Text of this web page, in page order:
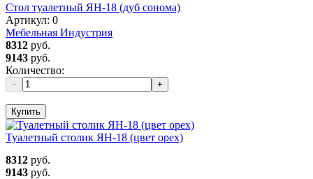
Стол туалетный ЯН-18 (дуб сонома)
Артикул: 0
Мебельная Индустрия
8312 руб.
9143 руб.
Количество:
− +
Купить
Туалетный столик ЯН-18 (цвет орех)
8312 руб.
9143 руб.